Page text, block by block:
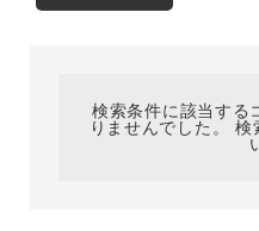
検索条件に該当する
りませんでした。